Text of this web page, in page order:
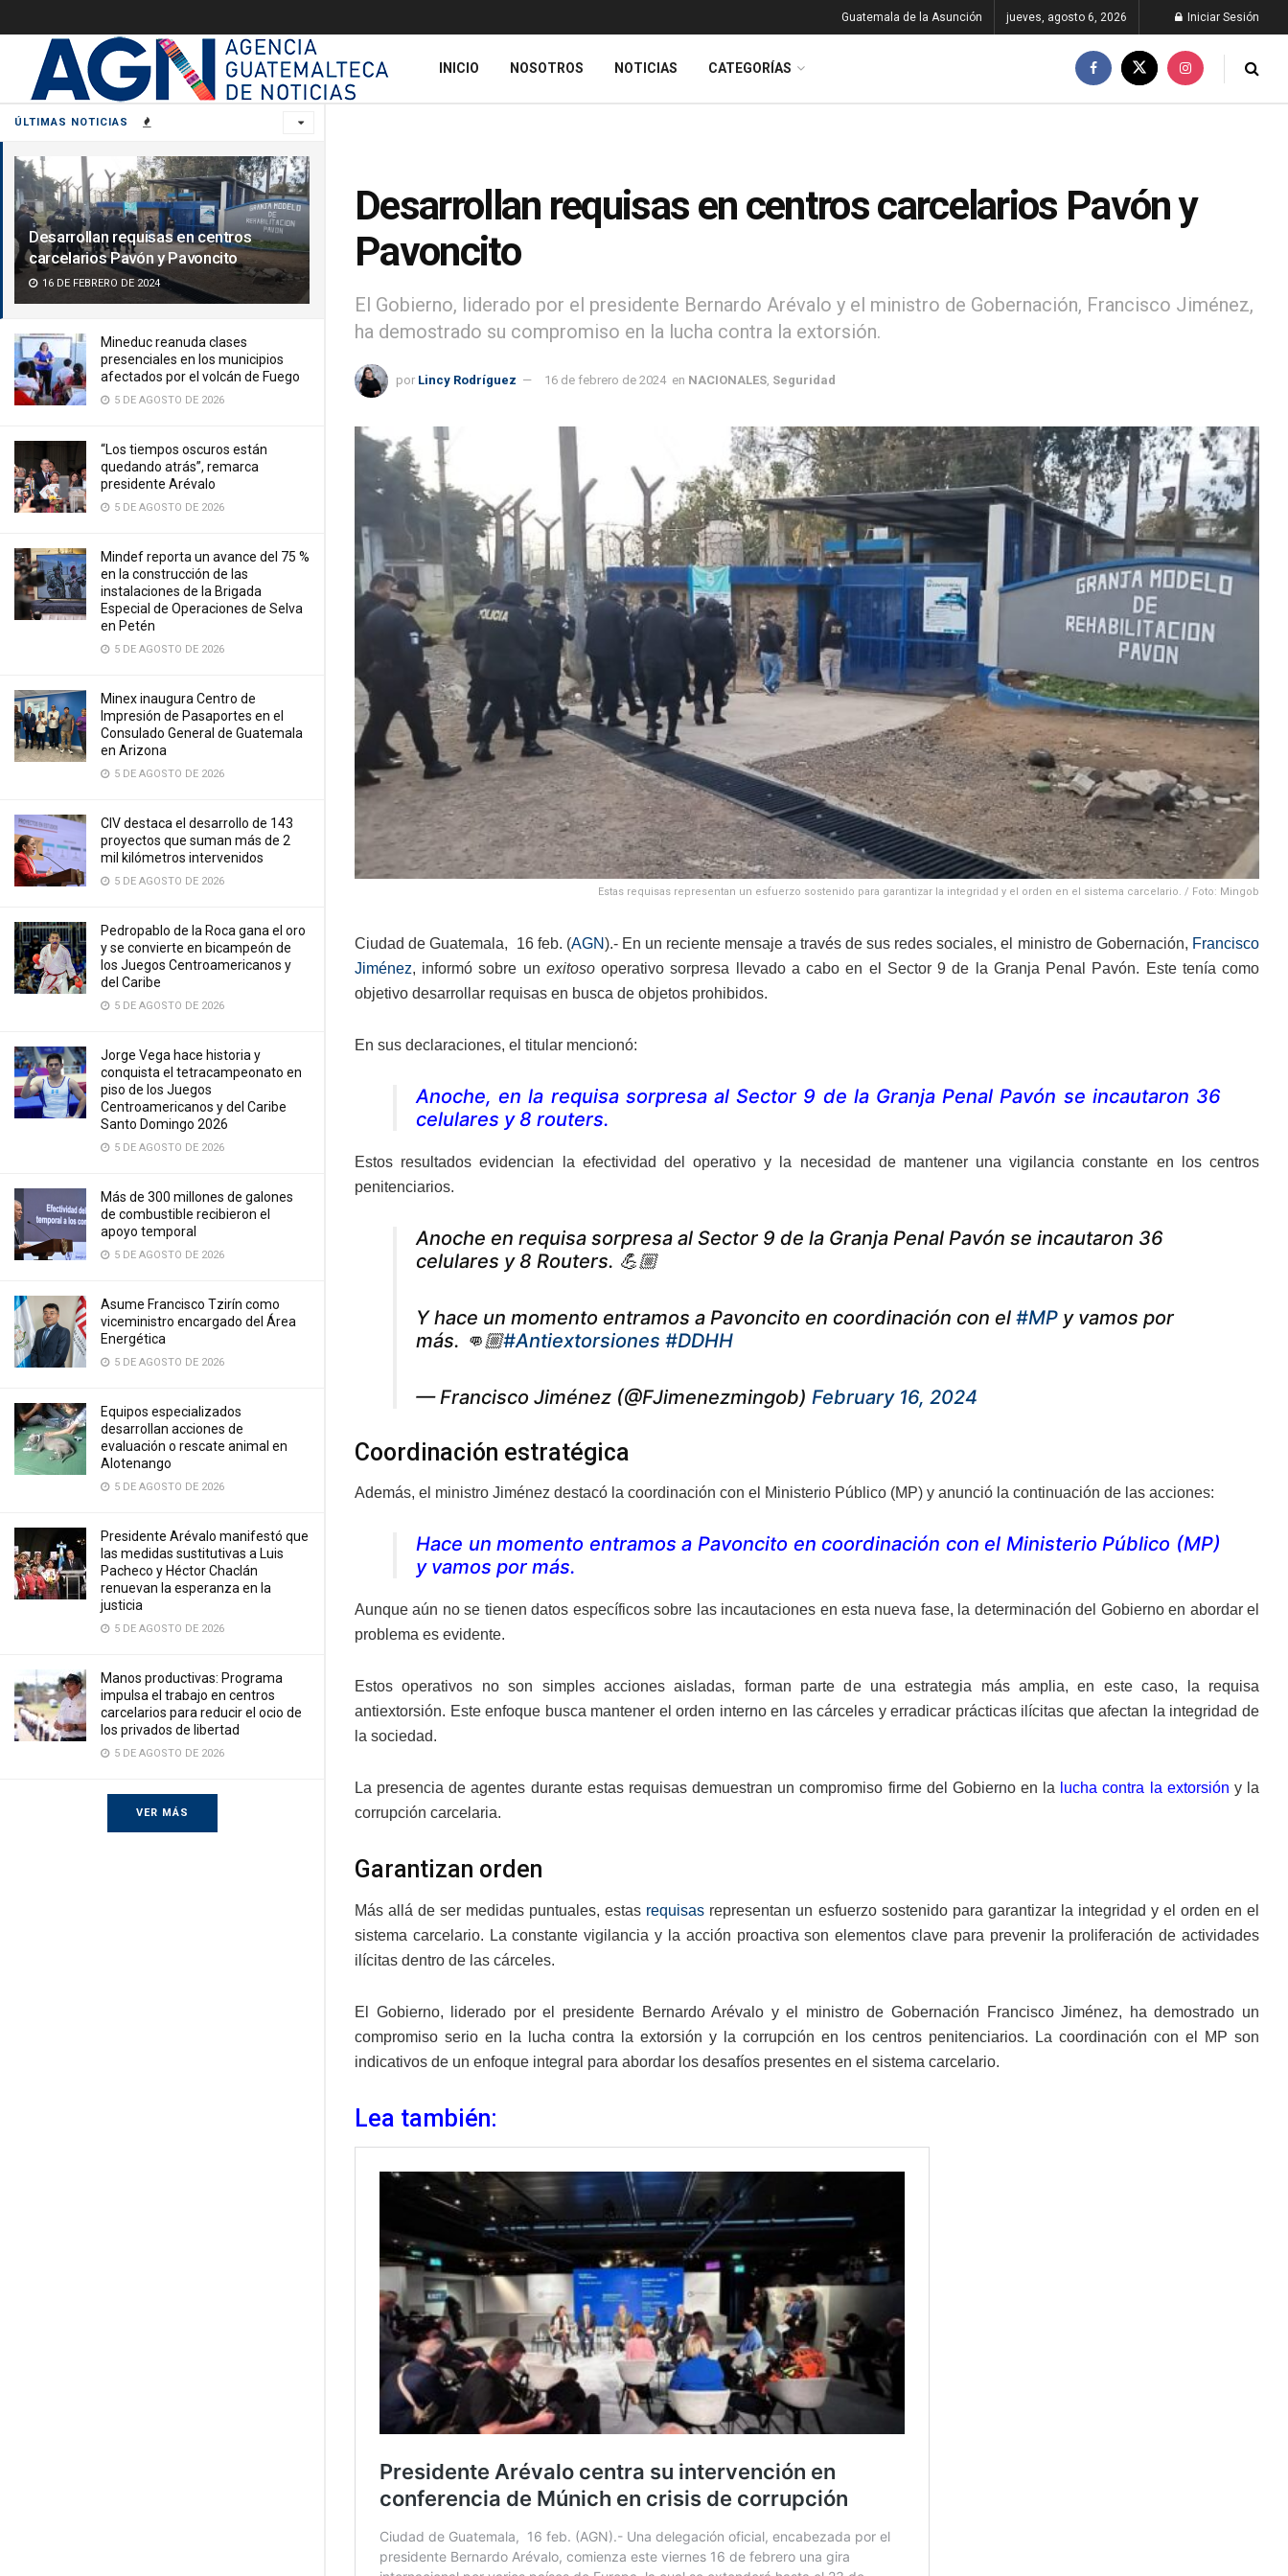
ÚLTIMAS NOTICIAS
Desarrollan requisas en centros
carcelarios Pavón y Pavoncito
16 DE FEBRERO DE 2024
Mineduc reanuda clases
presenciales en los municipios
afectados por el volcán de Fuego
5 DE AGOSTO DE 2026
“Los tiempos oscuros están
quedando atrás”, remarca
presidente Arévalo
5 DE AGOSTO DE 2026
Mindef reporta un avance del 75 %
en la construcción de las
instalaciones de la Brigada
Especial de Operaciones de Selva
en Petén
5 DE AGOSTO DE 2026
Minex inaugura Centro de
Impresión de Pasaportes en el
Consulado General de Guatemala
en Arizona
5 DE AGOSTO DE 2026
CIV destaca el desarrollo de 143
proyectos que suman más de 2
mil kilómetros intervenidos
5 DE AGOSTO DE 2026
Pedropablo de la Roca gana el oro
y se convierte en bicampeón de
los Juegos Centroamericanos y
del Caribe
5 DE AGOSTO DE 2026
Jorge Vega hace historia y
conquista el tetracampeonato en
piso de los Juegos
Centroamericanos y del Caribe
Santo Domingo 2026
5 DE AGOSTO DE 2026
Más de 300 millones de galones
de combustible recibieron el
apoyo temporal
5 DE AGOSTO DE 2026
Asume Francisco Tzirín como
viceministro encargado del Área
Energética
5 DE AGOSTO DE 2026
Equipos especializados
desarrollan acciones de
evaluación o rescate animal en
Alotenango
5 DE AGOSTO DE 2026
Presidente Arévalo manifestó que
las medidas sustitutivas a Luis
Pacheco y Héctor Chaclán
renuevan la esperanza en la
justicia
5 DE AGOSTO DE 2026
Manos productivas: Programa
impulsa el trabajo en centros
carcelarios para reducir el ocio de
los privados de libertad
5 DE AGOSTO DE 2026
VER MÁS
Guatemala de la Asunción jueves, agosto 6, 2026 Iniciar Sesión
INICIO NOSOTROS NOTICIAS CATEGORÍAS
Desarrollan requisas en centros carcelarios Pavón y
Pavoncito
El Gobierno, liderado por el presidente Bernardo Arévalo y el ministro de Gobernación, Francisco Jiménez,
ha demostrado su compromiso en la lucha contra la extorsión.
por Lincy Rodríguez 16 de febrero de 2024 en NACIONALES Seguridad
Estas requisas representan un esfuerzo sostenido para garantizar la integridad y el orden en el sistema carcelario. / Foto: Mingob
Ciudad de Guatemala, 16 feb. (AGN).- En un reciente mensaje a través de sus redes sociales, el ministro de Gobernación, Francisco
Jiménez, informó sobre un exitosooperativo sorpresa llevado a cabo en el Sector 9 de la Granja Penal Pavón. Este tenía como
objetivo desarrollar requisas en busca de objetos prohibidos.
En sus declaraciones, el titular mencionó:
Anoche, en la requisa sorpresa al Sector 9 de la Granja Penal Pavón se incautaron 36
celulares y 8 routers.
Estos resultados evidencian la efectividad del operativo y la necesidad de mantener una vigilancia constante en los centros
penitenciarios.
Anoche en requisa sorpresa al Sector 9 de la Granja Penal Pavón se incautaron 36
celulares y 8 Routers. 💪🏼
Y hace un momento entramos a Pavoncito en coordinación con el #MP y vamos por
más. 👊🏼#Antiextorsiones #DDHH
— Francisco Jiménez (@FJimenezmingob) February 16, 2024
Coordinación estratégica
Además, el ministro Jiménez destacó la coordinación con el Ministerio Público (MP) y anunció la continuación de las acciones:
Hace un momento entramos a Pavoncito en coordinación con el Ministerio Público (MP)
y vamos por más.
Aunque aún no se tienen datos específicos sobre las incautaciones en esta nueva fase, la determinación del Gobierno en abordar el
problema es evidente.
Estos operativos no son simples acciones aisladas, forman parte de una estrategia más amplia, en este caso, la requisa
antiextorsión. Este enfoque busca mantener el orden interno en las cárceles y erradicar prácticas ilícitas que afectan la integridad de
la sociedad.
La presencia de agentes durante estas requisas demuestran un compromiso firme del Gobierno en la lucha contra la extorsión y la
corrupción carcelaria.
Garantizan orden
Más allá de ser medidas puntuales, estas requisas representan un esfuerzo sostenido para garantizar la integridad y el orden en el
sistema carcelario. La constante vigilancia y la acción proactiva son elementos clave para prevenir la proliferación de actividades
ilícitas dentro de las cárceles.
El Gobierno, liderado por el presidente Bernardo Arévalo y el ministro de Gobernación Francisco Jiménez, ha demostrado un
compromiso serio en la lucha contra la extorsión y la corrupción en los centros penitenciarios. La coordinación con el MP son
indicativos de un enfoque integral para abordar los desafíos presentes en el sistema carcelario.
Lea también: